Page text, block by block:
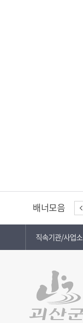
배너모음
직속기관/사업소